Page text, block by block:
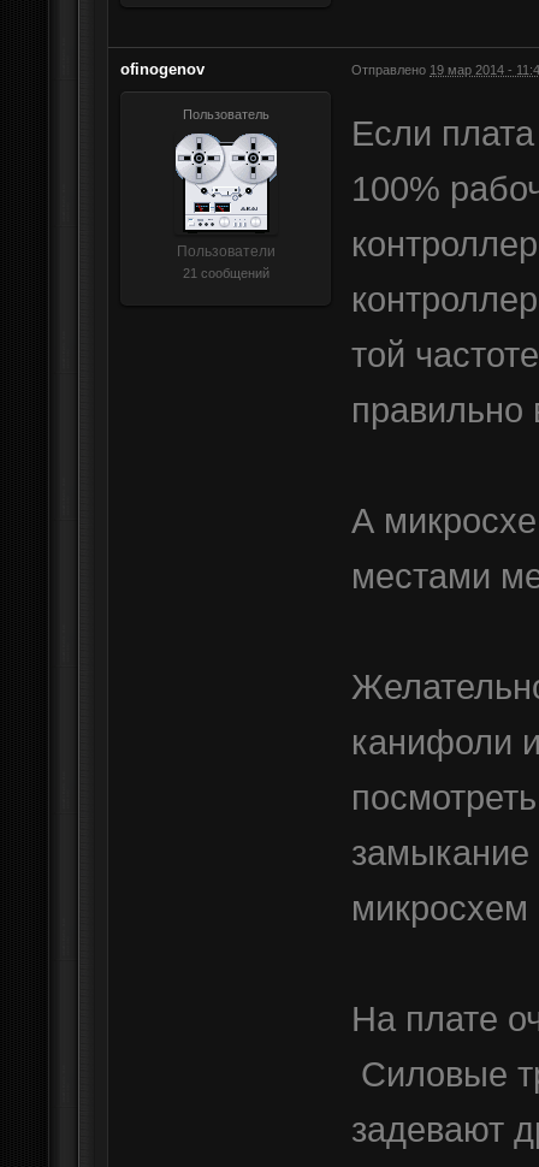
ofinogenov Отправлено 19 мар 2014 -
Пользователь
Пользователи
21 сообщений
Если
100%
той
правильно
А
местами
канифоли
замыкание
микросхем
На плате
Силовые
задевают